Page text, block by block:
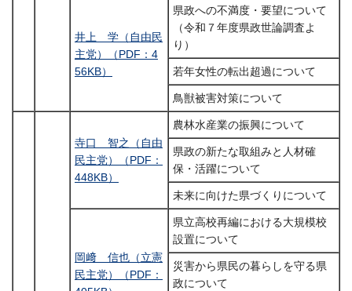
井上 学（自由民
主党）（PDF：4
56KB）
県政への不満度・要望について
（令和７年度県政世論調査よ
り）
若年女性の転出超過について
鳥獣被害対策について
寺口 智之（自由
民主党）（PDF：
448KB）
農林水産業の振興について
県政の新たな取組みと人材確
保・活躍について
未来に向けた県づくりについて
岡﨑 信也（立憲
民主党）（PDF：
県立高校再編における大規模校
設置について
災害から県民の暮らしを守る県
政について